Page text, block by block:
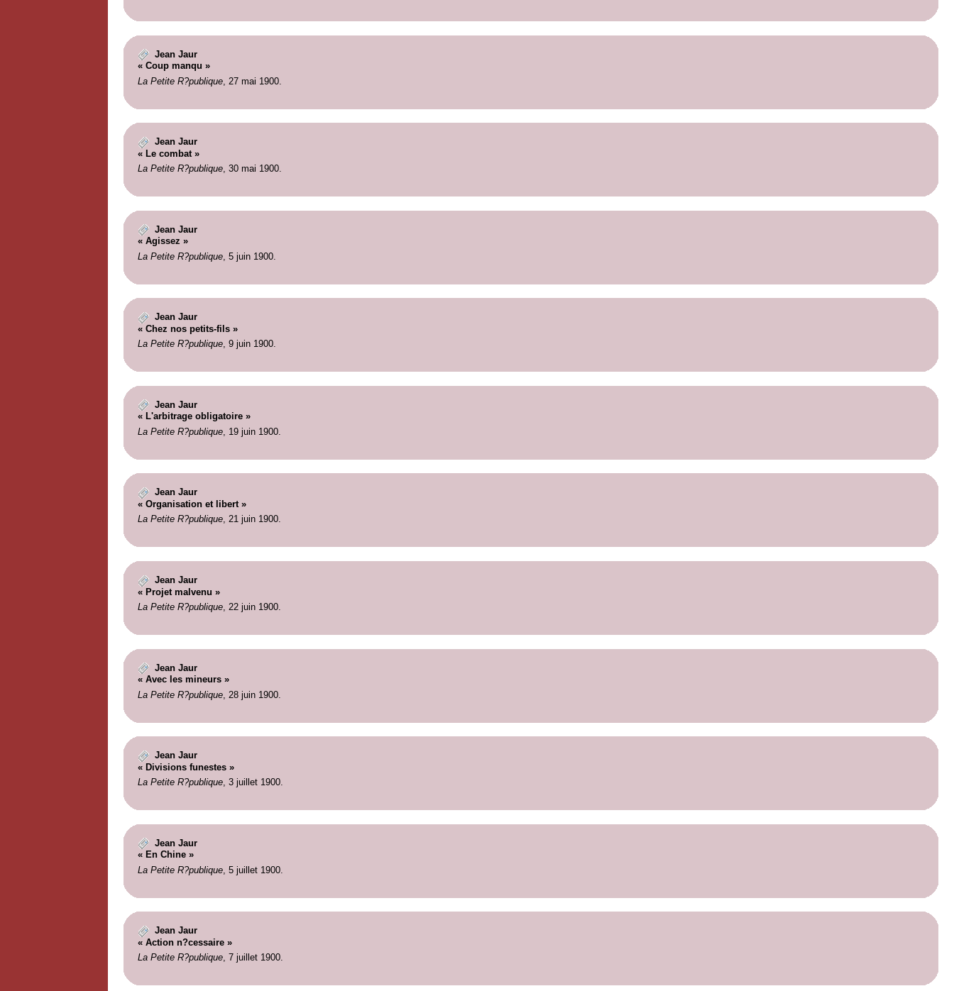
Jean Jaur
« Coup manqu »
La Petite R?publique, 27 mai 1900.
Jean Jaur
« Le combat »
La Petite R?publique, 30 mai 1900.
Jean Jaur
« Agissez »
La Petite R?publique, 5 juin 1900.
Jean Jaur
« Chez nos petits-fils »
La Petite R?publique, 9 juin 1900.
Jean Jaur
« L'arbitrage obligatoire »
La Petite R?publique, 19 juin 1900.
Jean Jaur
« Organisation et libert »
La Petite R?publique, 21 juin 1900.
Jean Jaur
« Projet malvenu »
La Petite R?publique, 22 juin 1900.
Jean Jaur
« Avec les mineurs »
La Petite R?publique, 28 juin 1900.
Jean Jaur
« Divisions funestes »
La Petite R?publique, 3 juillet 1900.
Jean Jaur
« En Chine »
La Petite R?publique, 5 juillet 1900.
Jean Jaur
« Action n?cessaire »
La Petite R?publique, 7 juillet 1900.